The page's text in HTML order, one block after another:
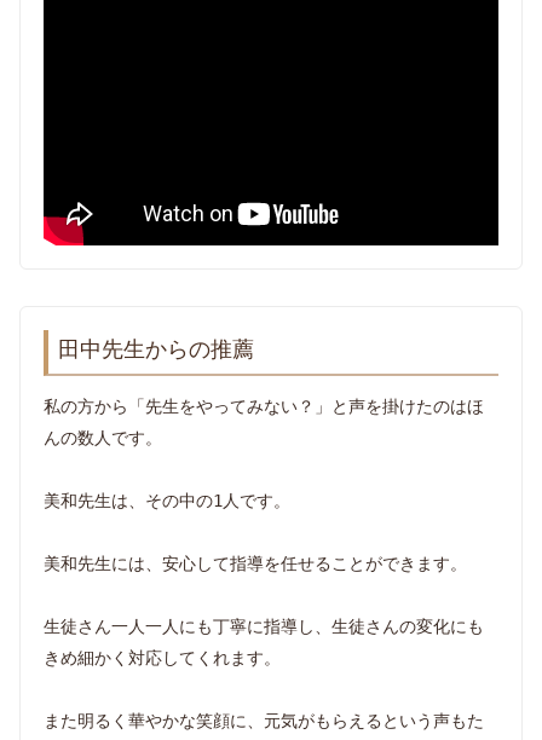
田中先生からの推薦
私の方から「先生をやってみない？」と声を掛けたのはほ
んの数人です。
美和先生は、その中の1人です。
美和先生には、安心して指導を任せることができます。
生徒さん一人一人にも丁寧に指導し、生徒さんの変化にも
きめ細かく対応してくれます。
また明るく華やかな笑顔に、元気がもらえるという声もた